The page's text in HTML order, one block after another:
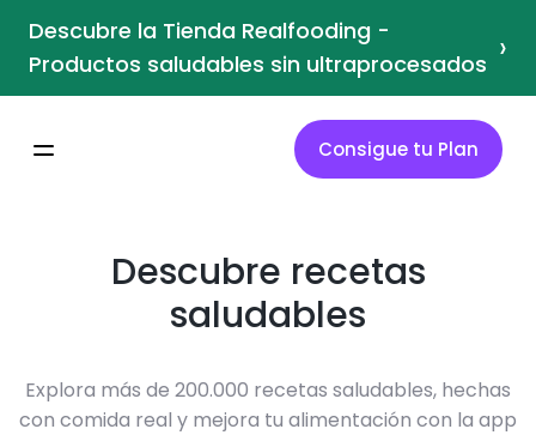
Descubre la Tienda Realfooding -
Productos saludables sin ultraprocesados ›
Consigue tu Plan
Descubre recetas
saludables
Explora más de 200.000 recetas saludables, hechas
con comida real y mejora tu alimentación con la app